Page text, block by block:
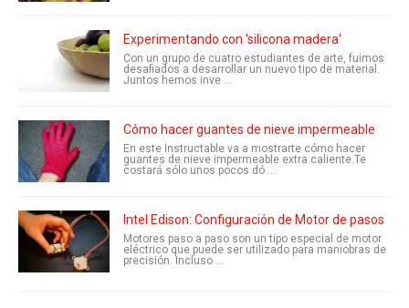
Experimentando con 'silicona madera'
Con un grupo de cuatro estudiantes de arte, fuimos
desafiados a desarrollar un nuevo tipo de material.
Juntos hemos inve ...
Cómo hacer guantes de nieve impermeable
En este Instructable va a mostrarte cómo hacer
guantes de nieve impermeable extra caliente.Te
costará sólo unos pocos dó ...
Intel Edison: Configuración de Motor de pasos
Motores paso a paso son un tipo especial de motor
eléctrico que puede ser utilizado para maniobras de
precisión. Incluso ...